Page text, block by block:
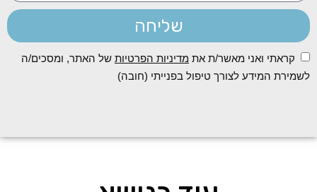
שליחה
קראתי ואני מאשר/ת אתמדיניות הפרטיות